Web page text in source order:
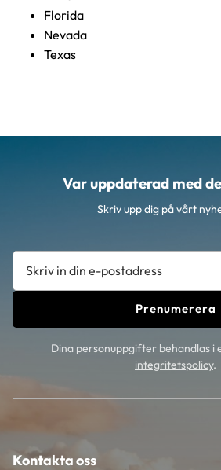
Florida
Nevada
Texas
Var uppdaterad med
Skriv upp dig på vårt
Prenumerera
Dina personuppgifter behandlas i
integritetspolicy.
Kontakta oss